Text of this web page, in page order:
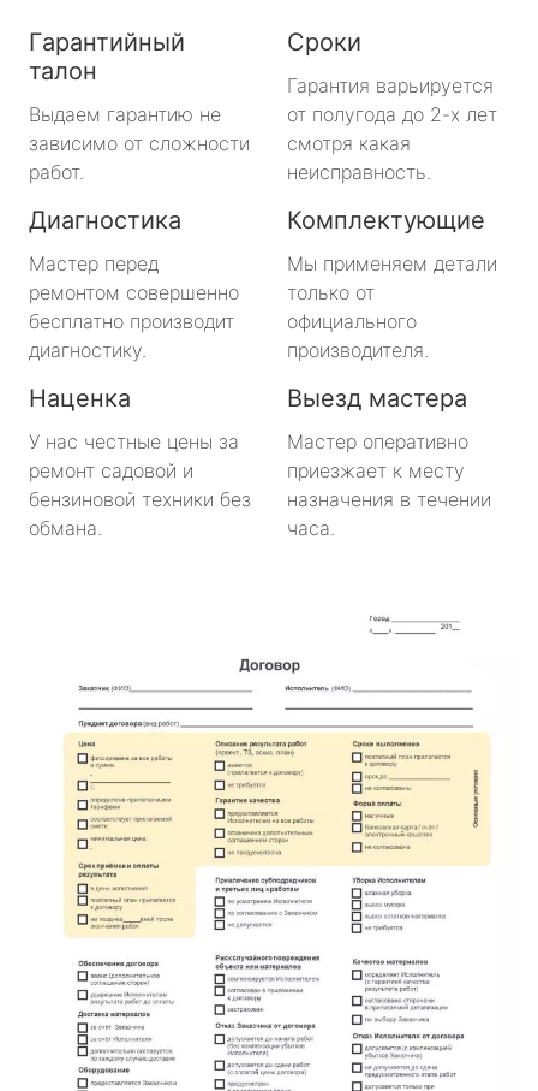
Гарантийный
талон
Выдаем гарантию не
зависимо от сложности
работ.
Сроки
Гарантия варьируется
от полугода до 2-х лет
смотря какая
неисправность.
Диагностика
Мастер перед
ремонтом совершенно
бесплатно производит
диагностику.
Комплектующие
Мы применяем детали
только от
официального
производителя.
Наценка
У нас честные цены за
ремонт садовой и
бензиновой техники без
обмана.
Выезд мастера
Мастер оперативно
приезжает к месту
назначения в течении
часа.